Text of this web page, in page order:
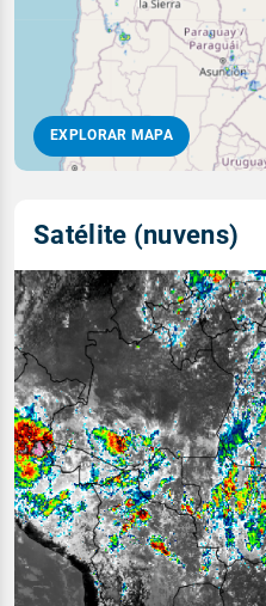
EXPLORAR MAPA
Satélite (nuvens)